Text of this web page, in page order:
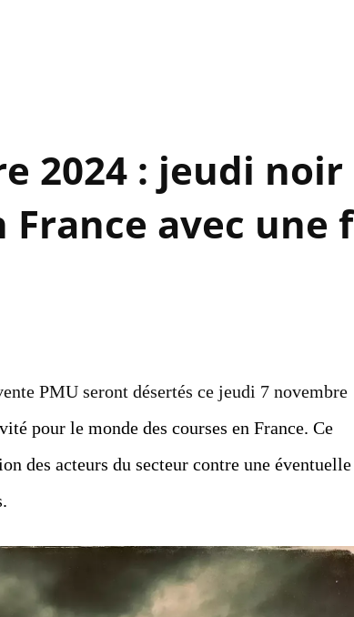
2024 : jeudi noir
avec une
PMU seront désertés ce jeudi 7 novembre
pour le monde des courses en France. Ce
des acteurs du secteur contre une éventuelle